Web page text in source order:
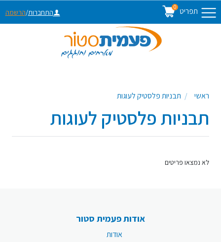
תפריט 0
התחברות/הרשמה
ראשי תבניות פלסטיק לעוגות
תבניות פלסטיק לעוגות
לא נמצאו פריטים
אודות פעמית סטור
אודות